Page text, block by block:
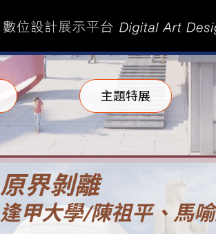
主題特展
原界剝離
逢甲大學/陳祖平、馬